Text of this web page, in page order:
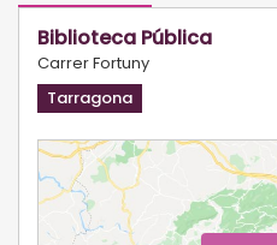
Biblioteca Pública
Carrer Fortuny
Tarragona